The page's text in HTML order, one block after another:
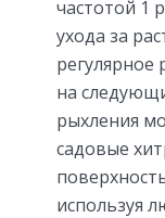
частотой 1
ухода за
регулярное
на
рыхления
садовые
используя